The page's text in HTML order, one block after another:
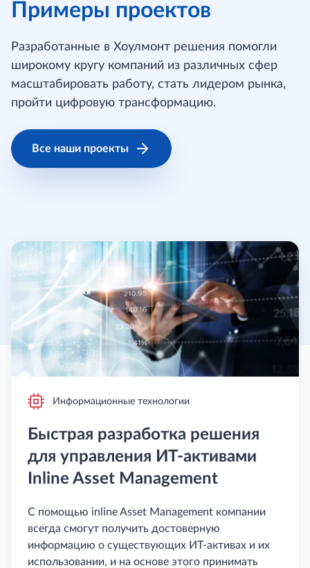
Примеры проектов
Разработанные в Хоулмонт решения помогли
широкому кругу компаний из различных сфер
масштабировать работу, стать лидером рынка,
пройти цифровую трансформацию.
Все наши проекты
Информационные технологии
Быстрая разработка решения
для управления ИТ-активами
Inline Asset Management
С помощью inline Asset Management компании
всегда смогут получить достоверную
информацию о существующих ИТ-активах и их
использовании, и на основе этого принимать